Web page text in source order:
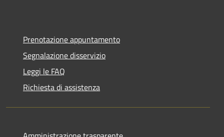
Prenotazione appuntamento
Segnalazione disservizio
Leggi le FAQ
Richiesta di assistenza